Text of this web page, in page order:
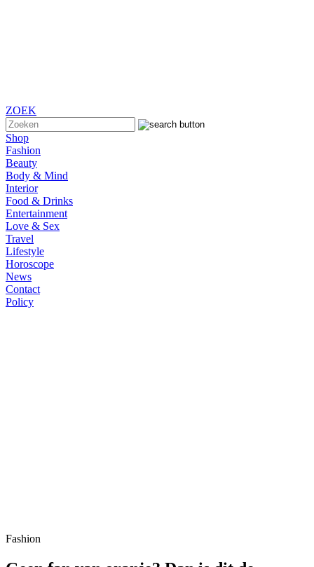
ZOEK
Shop
Fashion
Beauty
Body & Mind
Interior
Food & Drinks
Entertainment
Love & Sex
Travel
Lifestyle
Horoscope
News
Contact
Policy
Fashion